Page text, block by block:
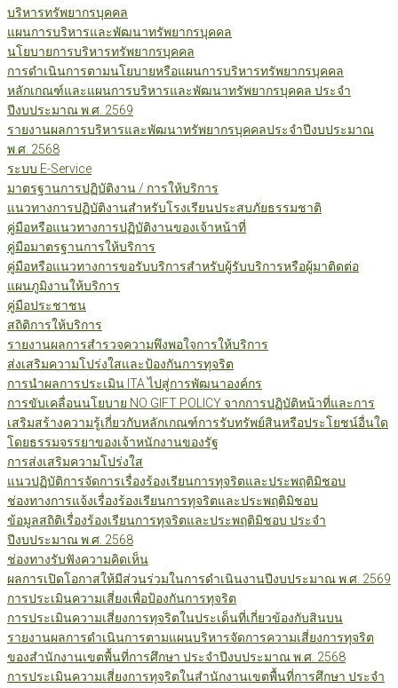
บริหารทรัพยากรบุคคล
แผนการบริหารและพัฒนาทรัพยากรบุคคล
นโยบายการบริหารทรัพยากรบุคคล
การดำเนินการตามนโยบายหรือแผนการบริหารทรัพยากรบุคคล
หลักเกณฑ์และแผนการบริหารและพัฒนาทรัพยากรบุคคล ประจำ
ปีงบประมาณ พ.ศ. 2569
รายงานผลการบริหารและพัฒนาทรัพยากรบุคคลประจำปีงบประมาณ
พ.ศ. 2568
ระบบ E-Service
มาตรฐานการปฏิบัติงาน / การให้บริการ
แนวทางการปฏิบัติงานสำหรับโรงเรียนประสบภัยธรรมชาติ
คู่มือหรือแนวทางการปฏิบัติงานของเจ้าหน้าที่
คู่มือมาตรฐานการให้บริการ
คู่มือหรือแนวทางการขอรับบริการสำหรับผู้รับบริการหรือผู้มาติดต่อ
แผนภูมิงานให้บริการ
คู่มือประชาชน
สถิติการให้บริการ
รายงานผลการสำรวจความพึงพอใจการให้บริการ
ส่งเสริมความโปร่งใสและป้องกันการทุจริต
การนำผลการประเมิน ITA ไปสู่การพัฒนาองค์กร
การขับเคลื่อนนโยบาย NO GIFT POLICY จากการปฏิบัติหน้าที่และการ
เสริมสร้างความรู้เกี่ยวกับหลักเกณฑ์การรับทรัพย์สินหรือประโยชน์อื่นใด
โดยธรรมจรรยาของเจ้าหนักงานของรัฐ
การส่งเสริมความโปร่งใส
แนวปฏิบัติการจัดการเรื่องร้องเรียนการทุจริตและประพฤติมิชอบ
ช่องทางการแจ้งเรื่องร้องเรียนการทุจริตและประพฤติมิชอบ
ข้อมูลสถิติเรื่องร้องเรียนการทุจริตและประพฤติมิชอบ ประจำ
ปีงบประมาณ พ.ศ. 2568
ช่องทางรับฟังความคิดเห็น
ผลการเปิดโอกาสให้มีส่วนร่วมในการดำเนินงานปีงบประมาณ พ.ศ. 2569
การประเมินความเสี่ยงเพื่อป้องกันการทุจริต
การประเมินความเสี่ยงการทุจริตในประเด็นที่เกี่ยวข้องกับสินบน
รายงานผลการดำเนินการตามแผนบริหารจัดการความเสี่ยงการทุจริต
ของสำนักงานเขตพื้นที่การศึกษา ประจำปีงบประมาณ พ.ศ. 2568
การประเมินความเสี่ยงการทุจริตในสำนักงานเขตพื้นที่การศึกษา ประจำ